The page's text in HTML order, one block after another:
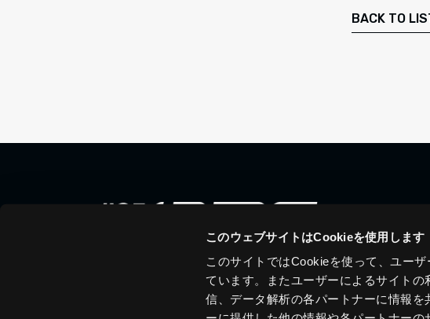
このウェブサイトはCookieを使用します
このサイトではCookieを使って、ユー
ています。またユーザーによるサイト
信、データ解析の各パートナーに情報
BACK TO